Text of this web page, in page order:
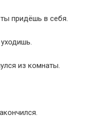
придёшь в себя.
из комнаты.